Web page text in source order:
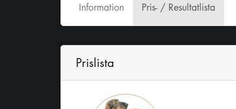
Information Pris- / Resultatlista
Prislista